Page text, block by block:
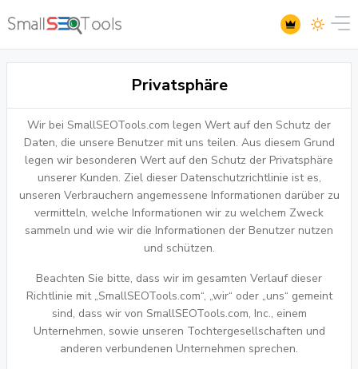
Privatsphäre
Wir bei SmallSEOTools.com legen Wert auf den Schutz der
Daten, die unsere Benutzer mit uns teilen. Aus diesem Grund
legen wir besonderen Wert auf den Schutz der Privatsphäre
unserer Kunden. Ziel dieser Datenschutzrichtlinie ist es,
unseren Verbrauchern angemessene Informationen darüber zu
vermitteln, welche Informationen wir zu welchem Zweck
sammeln und wie wir die Informationen der Benutzer nutzen
und schützen.
Beachten Sie bitte, dass wir im gesamten Verlauf dieser
Richtlinie mit „SmallSEOTools.com“, „wir“ oder „uns“ gemeint
sind, dass wir von SmallSEOTools.com, Inc., einem
Unternehmen, sowie unseren Tochtergesellschaften und
anderen verbundenen Unternehmen sprechen.